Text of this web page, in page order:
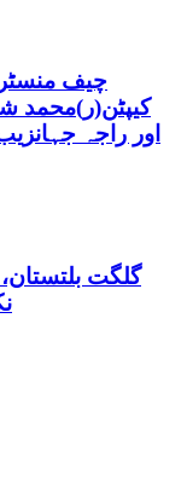
چیف منسٹر
کیپٹن(ر)محمد
اور راجہ